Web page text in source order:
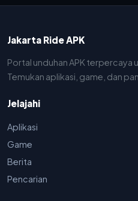
Jakarta Ride APK
Portal unduhan APK terpercaya
Temukan aplikasi, game, dan
Jelajahi
Aplikasi
Game
Berita
Pencarian